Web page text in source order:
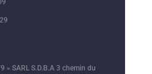
» SARL S.D.B.A 3 chemin du